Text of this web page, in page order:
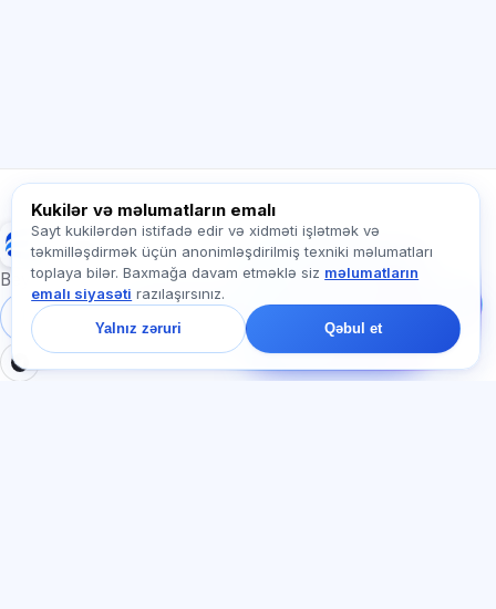
Exalify
Beynəlxalq dil imtahanlarına hazırlıq
Daxil ol
Qeydiyyat
Bizə yazın!
Tariflər, imtahanlar və
barədə soruşun — çatda
bir dəqiqə ərzində
cavab veririk.
Kukilər və məlumatların emalı
Sayt kukilərdən istifadə edir və xidməti işlətmək və
təkmilləşdirmək üçün anonimləşdirilmiş texniki məlumatları
toplaya bilər. Baxmağa davam etməklə siz məlumatların
emalı siyasəti razılaşırsınız.
Yalnız zəruri Qəbul et